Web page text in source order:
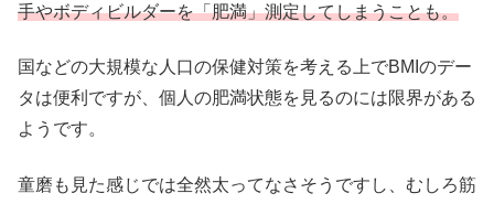
手やボディビルダーを「肥満」測定してしまうことも。
国などの大規模な人口の保健対策を考える上でBMIのデー
タは便利ですが、個人の肥満状態を見るのには限界がある
ようです。
童磨も見た感じでは全然太ってなさそうですし、むしろ筋